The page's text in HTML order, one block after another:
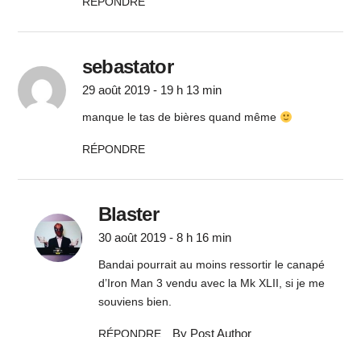
sebastator
29 août 2019 - 19 h 13 min
manque le tas de bières quand même
RÉPONDRE
Blaster
30 août 2019 - 8 h 16 min
Bandai pourrait au moins ressortir le canapé
d’Iron Man 3 vendu avec la Mk XLII, si je me
souviens bien.
RÉPONDRE By Post Author